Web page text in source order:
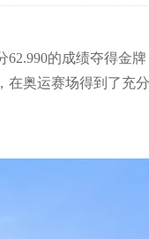
的成绩夺得金
奥运赛场得到了